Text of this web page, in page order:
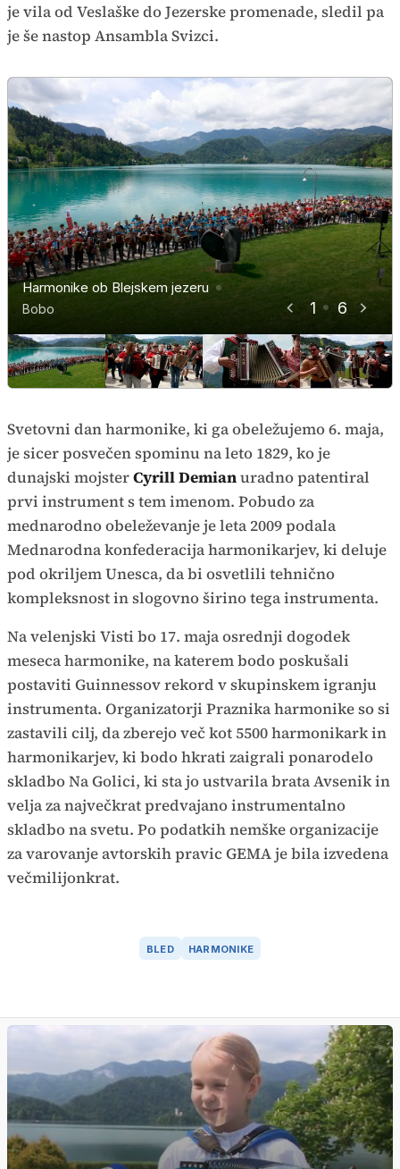
je vila od Veslaške do Jezerske promenade, sledil pa
je še nastop Ansambla Svizci.
1 6
Harmonike ob Blejskem jezeru
Bobo
Harmonike ob Blejskem jezeru
Bobo
Harmonike ob Blejskem jezeru
Bobo
Harmonike ob Blejskem jezeru
Bobo
Harmonike ob Blejskem jezeru
Bobo
Harmonike ob Blejskem jezeru
Bobo
Svetovni dan harmonike, ki ga obeležujemo 6. maja,
je sicer posvečen spominu na leto 1829, ko je
dunajski mojsterCyrill Demianuradno patentiral
prvi instrument s tem imenom. Pobudo za
mednarodno obeleževanje je leta 2009 podala
Mednarodna konfederacija harmonikarjev, ki deluje
pod okriljem Unesca, da bi osvetlili tehnično
kompleksnost in slogovno širino tega instrumenta.
Na velenjski Visti bo 17. maja osrednji dogodek
meseca harmonike, na katerem bodo poskušali
postaviti Guinnessov rekord v skupinskem igranju
instrumenta. Organizatorji Praznika harmonike so si
zastavili cilj, da zberejo več kot 5500 harmonikark in
harmonikarjev, ki bodo hkrati zaigrali ponarodelo
skladbo Na Golici, ki sta jo ustvarila brata Avsenik in
velja za največkrat predvajano instrumentalno
skladbo na svetu. Po podatkih nemške organizacije
za varovanje avtorskih pravic GEMA je bila izvedena
večmilijonkrat.
BLED HARMONIKE